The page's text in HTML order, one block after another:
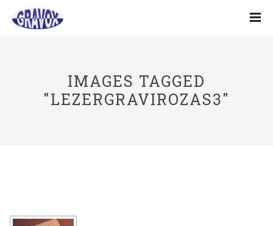
IMAGES TAGGED
"LEZERGRAVIROZAS3"